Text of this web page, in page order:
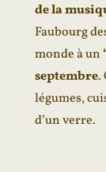
de la
Faubourg
monde à un
septembre.
légumes,
d’un verre.